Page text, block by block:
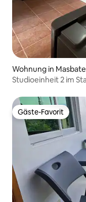
Wohnung in
Studioeinheit 2 im
Gäste-Favorit
Gäste-Favorit